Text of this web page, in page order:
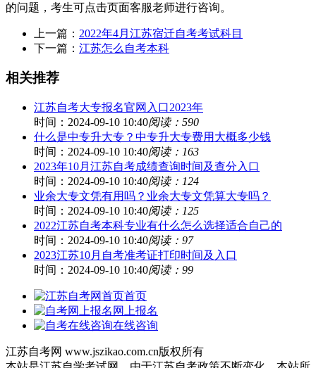
的问题，考生可点击页面客服老师进行咨询。
上一篇： 2022年4月江苏宿迁自考考试科目
下一篇： 江苏怎么自考本科
相关推荐
江苏自考大专报名官网入口2023年
时间：2024-09-10 10:40阅读：590
什么是中专升大专？中专升大专费用大概多少钱
时间：2024-09-10 10:40阅读：163
2023年10月江苏自考成绩查询时间及查分入口
时间：2024-09-10 10:40阅读：124
业余大专文凭有用吗？业余大专文凭算大专吗？
时间：2024-09-10 10:40阅读：125
2022江苏自考本科专业有什么怎么选择适合自己的
时间：2024-09-10 10:40阅读：97
2023江苏10月自考准考证打印时间及入口
时间：2024-09-10 10:40阅读：99
首页
网上报名
在线咨询
江苏自考网 www.jszikao.com.cn版权所有